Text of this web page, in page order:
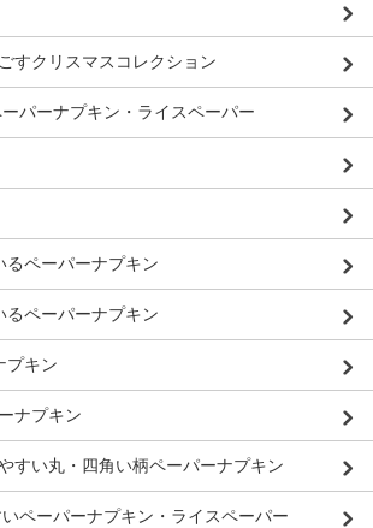
すクリスマスコレクション
パーナプキン・ライスペーパー
ペーパーナプキン
ペーパーナプキン
プキン
ナプキン
すい丸・四角い柄ペーパーナプキン
ペーパーナプキン・ライスペーパー